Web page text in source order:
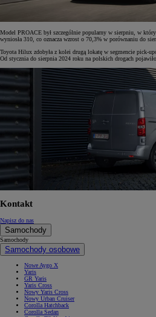
Model PROACE był szczególnie popularny w sierpniu, w
wyniosła 310, co oznacza wzrost o 70,3% w porównaniu do
Toyota Hilux zdobyła z kolei drugą lokatę w segmencie pick-
Od stycznia do sierpnia 2024 roku na polskich drogach
Kontakt
Napisz do nas
Samochody
Samochody
Samochody osobowe
Nowe Aygo X
Yaris
GR Yaris
Yaris Cross
Nowy Yaris Cross
Nowy Urban Cruiser
Corolla Hatchback
Corolla Sedan